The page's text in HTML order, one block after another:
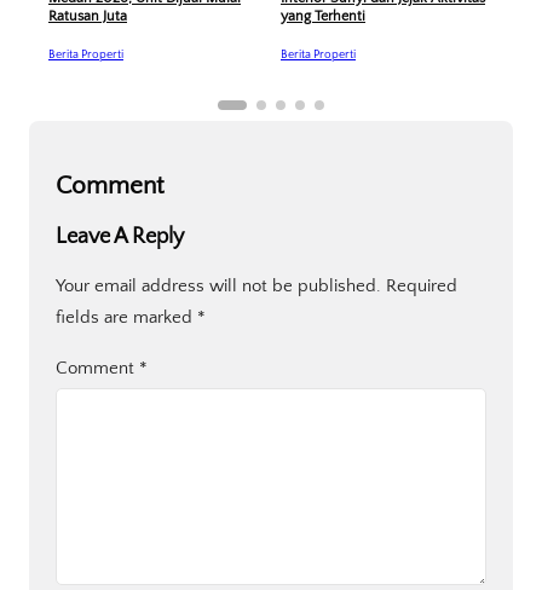
Ratusan Juta
Berita Properti
yang Terhenti
Berita Properti
Comment
Leave A Reply
Your email address will not be published. Required
fields are marked *
Comment *